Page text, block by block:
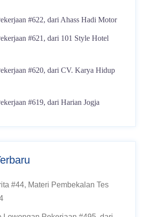
#622, dari Ahass Hadi Motor
#621, dari 101 Style Hotel
#620, dari CV. Karya Hidup
#619, dari Harian Jogja
#44, Materi Pembekalan Tes